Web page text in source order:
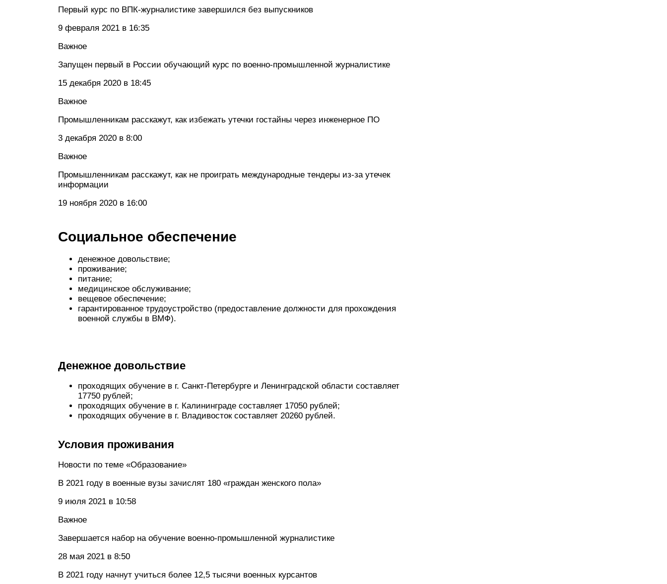
Первый курс по ВПК-журналистике завершился без выпускников
9 февраля 2021 в 16:35
Важное
Запущен первый в России обучающий курс по военно-промышленной журналистике
15 декабря 2020 в 18:45
Важное
Промышленникам расскажут, как избежать утечки гостайны через инженерное ПО
3 декабря 2020 в 8:00
Важное
Промышленникам расскажут, как не проиграть международные тендеры из-за утечек
информации
19 ноября 2020 в 16:00
Социальное обеспечение
денежное довольствие;
проживание;
питание;
медицинское обслуживание;
вещевое обеспечение;
гарантированное трудоустройство (предоставление должности для прохождения
военной службы в ВМФ).
Денежное довольствие
проходящих обучение в г. Санкт-Петербурге и Ленинградской области составляет
17750 рублей;
проходящих обучение в г. Калининграде составляет 17050 рублей;
проходящих обучение в г. Владивосток составляет 20260 рублей.
Условия проживания
Новости по теме «Образование»
В 2021 году в военные вузы зачислят 180 «граждан женского пола»
9 июля 2021 в 10:58
Важное
Завершается набор на обучение военно-промышленной журналистике
28 мая 2021 в 8:50
В 2021 году начнут учиться более 12,5 тысячи военных курсантов